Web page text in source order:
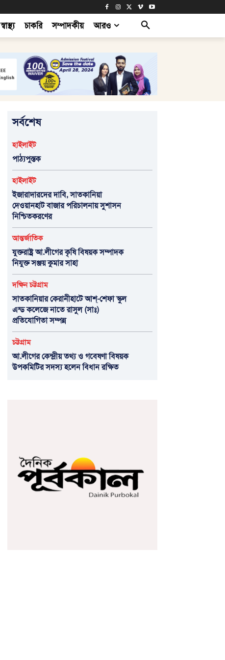
স্বাস্থ্য চাকরি সম্পাদকীয় আরও
সর্বশেষ
হাইলাইট
পাঠ্যপুস্তক
হাইলাইট
ইজারাদারদের দাবি, সাতকানিয়া
দেওয়ানহাট বাজার পরিচালনায় সুশাসন
নিশ্চিতকরণের
আন্তর্জাতিক
যুক্তরাষ্ট্র আ.লীগের কৃষি বিষয়ক সম্পাদক
নিযুক্ত সঞ্জয় কুমার সাহা
দক্ষিন চট্টগ্রাম
সাতকানিয়ার কেরানীহাটে আশ্-শেফা স্কুল
এন্ড কলেজে নাতে রাসুল (সাঃ)
প্রতিযোগিতা সম্পন্ন
চট্টগ্রাম
আ.লীগের কেন্দ্রীয় তথ্য ও গবেষণা বিষয়ক
উপকমিটির সদস্য হলেন বিধান রক্ষিত